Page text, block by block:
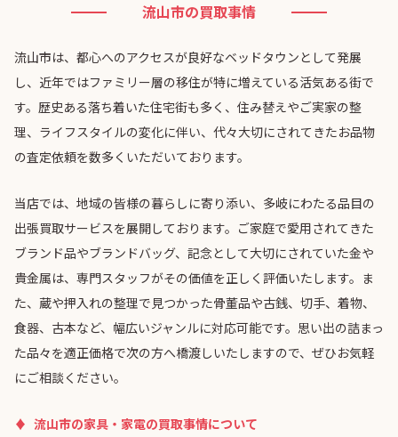
流山市の買取事情
流山市は、都心へのアクセスが良好なベッドタウンとして発展
し、近年ではファミリー層の移住が特に増えている活気ある街で
す。歴史ある落ち着いた住宅街も多く、住み替えやご実家の整
理、ライフスタイルの変化に伴い、代々大切にされてきたお品物
の査定依頼を数多くいただいております。
当店では、地域の皆様の暮らしに寄り添い、多岐にわたる品目の
出張買取サービスを展開しております。ご家庭で愛用されてきた
ブランド品やブランドバッグ、記念として大切にされていた金や
貴金属は、専門スタッフがその価値を正しく評価いたします。ま
た、蔵や押入れの整理で見つかった骨董品や古銭、切手、着物、
食器、古本など、幅広いジャンルに対応可能です。思い出の詰まっ
た品々を適正価格で次の方へ橋渡しいたしますので、ぜひお気軽
にご相談ください。
流山市の家具・家電の買取事情について